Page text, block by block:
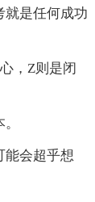
就是任何成功
，Z则是闭
能会超乎想